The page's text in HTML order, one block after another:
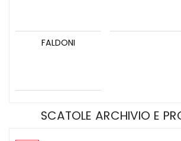
FALDONI
SCATOLE ARCHIVIO E